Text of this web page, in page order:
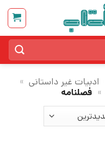
ادبیات غیر داستانی »
» فصلنامه